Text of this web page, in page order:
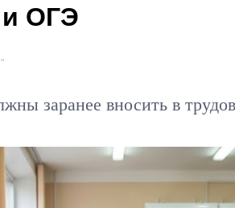
и ОГЭ
заранее вносить в